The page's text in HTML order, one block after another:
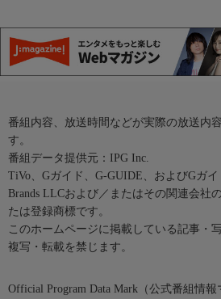
番組内容、放送時間などが実際の放送内
す。
番組データ提供元：IPG Inc.
TiVo、Gガイド、G-GUIDE、およびGガ
Brands LLCおよび／またはその関連会社
たは登録商標です。
このホームページに掲載している記事・
複写・転載を禁じます。
Official Program Data Mark（公式番組情報